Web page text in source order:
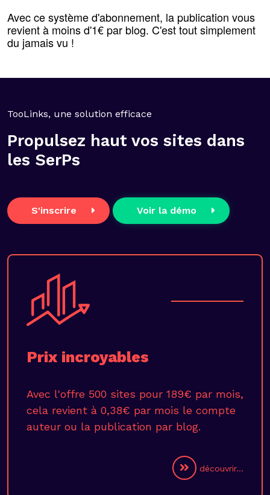
Avec ce système d'abonnement, la publication vous
revient à moins d'1€ par blog. C'est tout simplement
du jamais vu !
TooLinks, une solution efficace
Propulsez haut vos sites dans
les SerPs
S'inscrire Voir la démo
Prix incroyables
Avec l'offre 500 sites pour 189€ par mois,
cela revient à 0,38€ par mois le compte
auteur ou la publication par blog.
découvrir...